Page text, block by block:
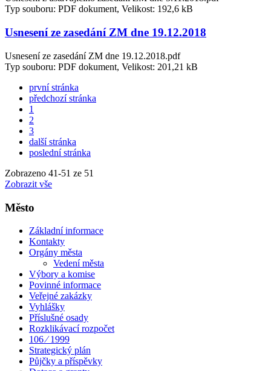
Typ souboru: PDF dokument, Velikost: 192,6 kB
Usnesení ze zasedání ZM dne 19.12.2018
Usnesení ze zasedání ZM dne 19.12.2018.pdf
Typ souboru: PDF dokument, Velikost: 201,21 kB
první stránka
předchozí stránka
1
2
3
další stránka
poslední stránka
Zobrazeno 41-51 ze 51
Zobrazit vše
Město
Základní informace
Kontakty
Orgány města
Vedení města
Výbory a komise
Povinné informace
Veřejné zakázky
Vyhlášky
Příslušné osady
Rozklikávací rozpočet
106 ⁄ 1999
Strategický plán
Půjčky a příspěvky